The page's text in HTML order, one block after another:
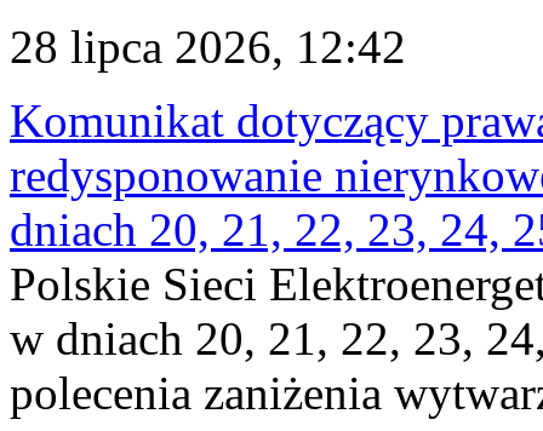
28 lipca 2026, 12:42
Komunikat dotyczący
redysponowanie
dniach 20, 21, 22, 23, 24,
Polskie Sieci
w dniach 20, 21, 22, 23,
polecenia zaniżenia